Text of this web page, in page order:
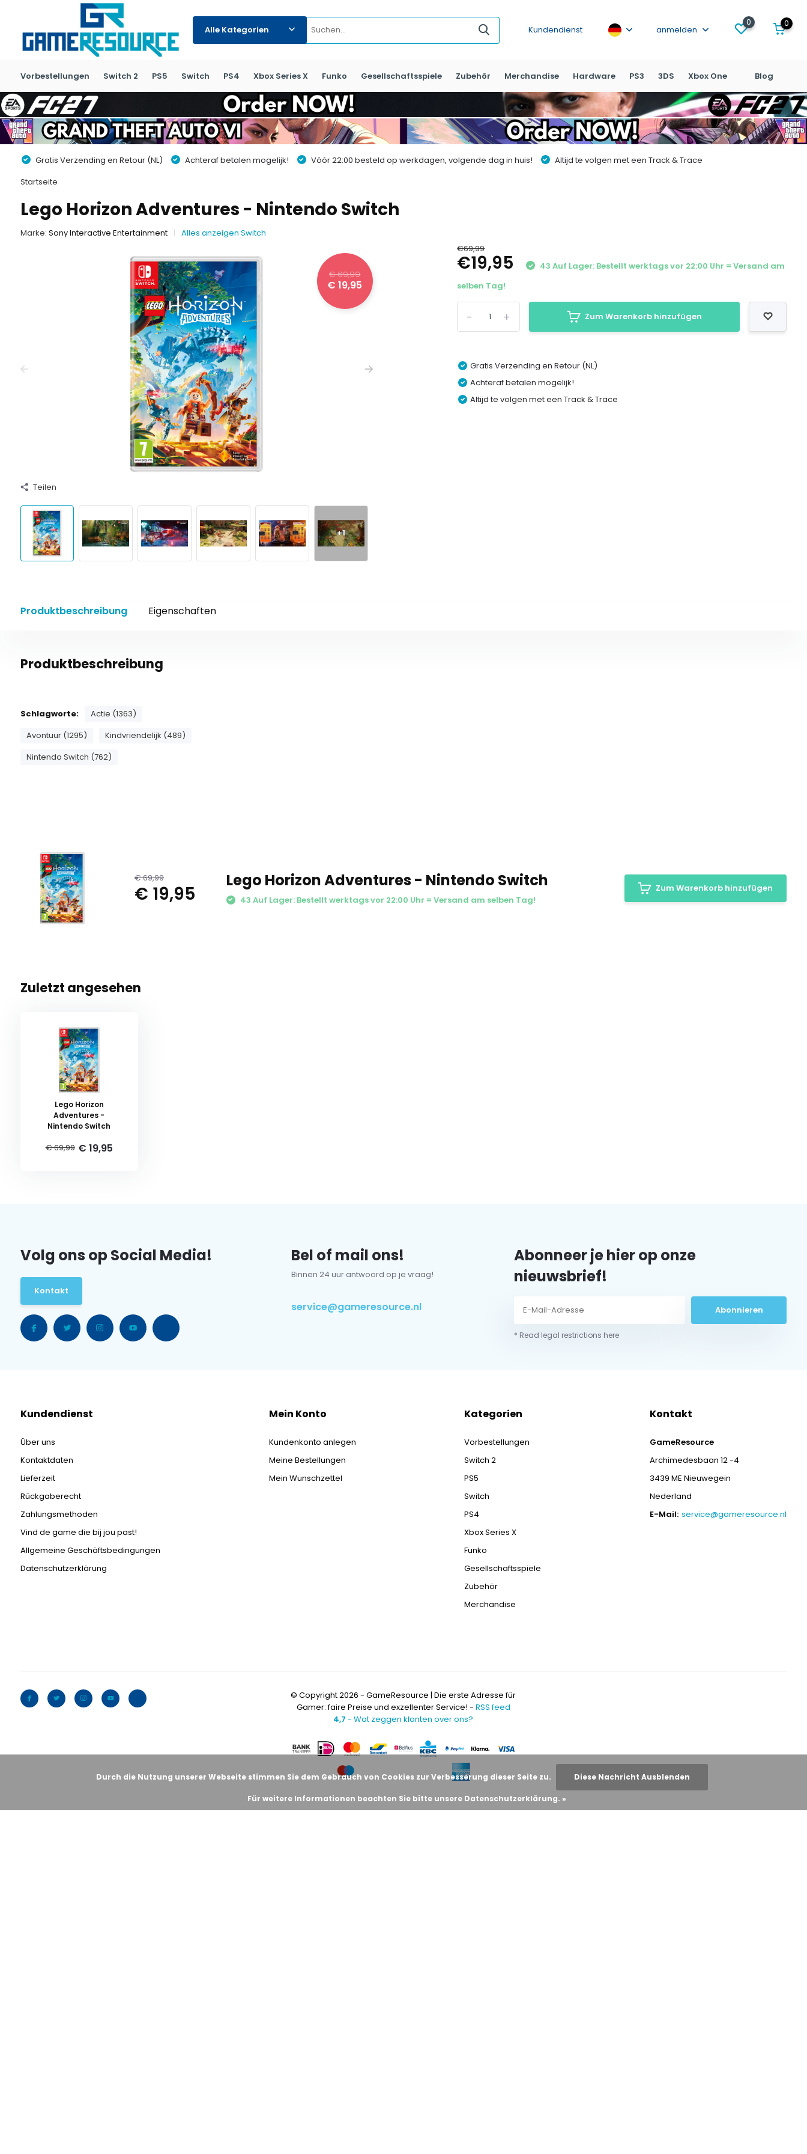
Alle Kategorien Kundendienst anmelden
0 0
Vorbestellungen Switch 2 PS5 Switch PS4 Xbox Series X Funko Gesellschaftsspiele Zubehör Merchandise Hardware PS3 3DS Xbox One Blog
Gratis Verzending en Retour (NL) Achteraf betalen mogelijk! Vóór 22:00 besteld op werkdagen, volgende dag in huis!
Altijd te volgen met een Track & Trace
Startseite
Lego Horizon Adventures - Nintendo Switch
Marke: Sony Interactive Entertainment Alles anzeigen Switch
€ 69,99
€ 19,95
Teilen
+1
€69,99
€19,95
43 Auf Lager: Bestellt werktags vor 22:00 Uhr = Versand am
selben Tag!
+
- Zum Warenkorb hinzufügen
Gratis Verzending en Retour (NL)
Achteraf betalen mogelijk!
Altijd te volgen met een Track & Trace
Produktbeschreibung Eigenschaften
Produktbeschreibung
Schlagworte:
Actie (1363)
Avontuur (1295)
Kindvriendelijk (489)
Nintendo Switch (762)
€ 69,99
€ 19,95
Lego Horizon Adventures - Nintendo Switch
43 Auf Lager: Bestellt werktags vor 22:00 Uhr = Versand am selben Tag!
Zum Warenkorb hinzufügen
Zuletzt angesehen
Lego Horizon
Adventures -
Nintendo Switch
€ 69,99 € 19,95
Volg ons op Social Media!
Kontakt
Bel of mail ons!
Binnen 24 uur antwoord op je vraag!
service@gameresource.nl
Abonneer je hier op onze
nieuwsbrief!
Abonnieren
* Read legal restrictions here
Kundendienst
Über uns
Kontaktdaten
Lieferzeit
Rückgaberecht
Zahlungsmethoden
Vind de game die bij jou past!
Allgemeine Geschäftsbedingungen
Datenschutzerklärung
Mein Konto
Kundenkonto anlegen
Meine Bestellungen
Mein Wunschzettel
Kategorien
Vorbestellungen
Switch 2
PS5
Switch
PS4
Xbox Series X
Funko
Gesellschaftsspiele
Zubehör
Merchandise
Kontakt
GameResource
Archimedesbaan 12 -4
3439 ME Nieuwegein
Nederland
E-Mail: service@gameresource.nl
© Copyright 2026 - GameResource | Die erste Adresse für
Gamer: faire Preise und exzellenter Service! - RSS feed
4,7 - Wat zeggen klanten over ons?
Durch die Nutzung unserer Webseite stimmen Sie dem Gebrauch von Cookies zur Verbesserung dieser Seite zu. Diese Nachricht Ausblenden
Für weitere Informationen beachten Sie bitte unsere Datenschutzerklärung. »